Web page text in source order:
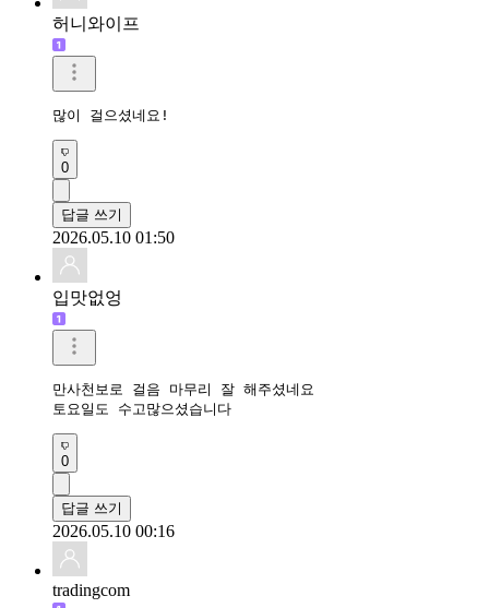
허니와이프
많이 걸으셨네요!
0
답글 쓰기
2026.05.10 01:50
입맛없엉
만사천보로 걸음 마무리 잘 해주셨네요
토요일도 수고많으셨습니다
0
답글 쓰기
2026.05.10 00:16
tradingcom